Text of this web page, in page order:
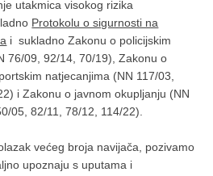
utakmica visokog rizika
Protokolu o sigurnosti na
i sukladno Zakonu o policijskim
76/09, 92/14, 70/19), Zakonu o
natjecanjima (NN 117/03,
i Zakonu o javnom okupljanju (NN
05, 82/11, 78/12, 114/22).
većeg broja navijača, pozivamo
upoznaju s uputama i